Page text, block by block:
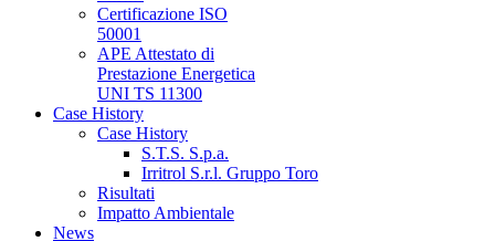
Certificazione ISO
50001
APE Attestato di
Prestazione Energetica
UNI TS 11300
Case History
Case History
S.T.S. S.p.a.
Irritrol S.r.l. Gruppo Toro
Risultati
Impatto Ambientale
News